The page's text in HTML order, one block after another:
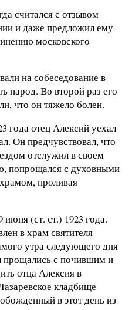
считался с отзывом
и даже предложил ему
московского
на собеседование в
народ. Во второй раз его
что он тяжело болен.
года отец Алексий уехал
Он предчувствовал, что
отслужил в своем
попрощался с духовными
проливая
(ст. ст.) 1923 года.
в храм святителя
утра следующего дня
с почившим и
отца Алексия в
кладбище
в этот день из